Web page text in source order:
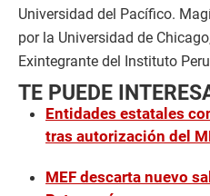
Universidad del Pacífico.
por la Universidad de
Exintegrante del Instituto
TE PUEDE
Entidades estatales
tras autorización del
MEF descarta nuevo